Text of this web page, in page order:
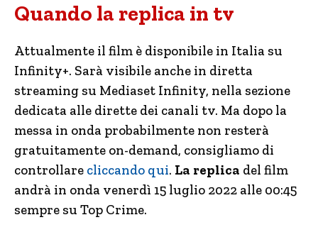
Quando la replica in tv
Attualmente il film è disponibile in Italia su
Infinity+. Sarà visibile anche in diretta
streaming su Mediaset Infinity, nella sezione
dedicata alle dirette dei canali tv. Ma dopo la
messa in onda probabilmente non resterà
gratuitamente on-demand, consigliamo di
controllare cliccando qui. La replica del film
andrà in onda venerdì 15 luglio 2022 alle 00:45
sempre su Top Crime.